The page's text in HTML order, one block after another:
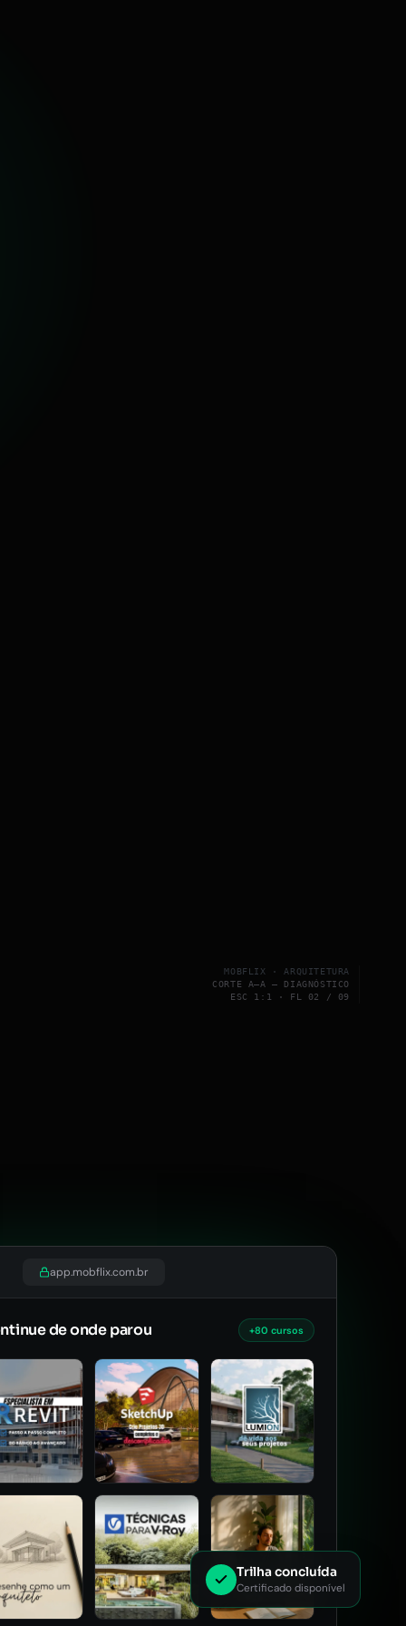
MOBFLIX · ARQUITETURA
CORTE A–A — DIAGNÓSTICO
ESC 1:1 · FL 02 / 09
app.mobflix.com.br
de onde parou +80 cursos
Trilha concluída
Certificado disponível